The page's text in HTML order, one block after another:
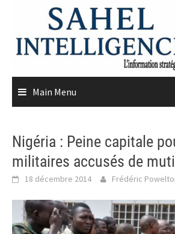
content
Main Menu
Nigéria : Peine capitale
militaires accusés de
18 décembre 2014 Frédéric